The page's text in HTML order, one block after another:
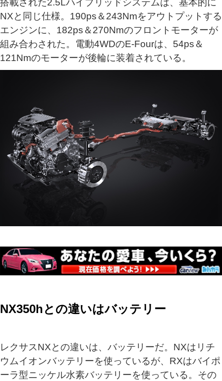
NXと同じ仕様。190ps＆243Nmをアウトプットする
エンジンに、182ps＆270Nmのフロントモーターが
組み合わされた。電動4WDのE-Fourは、54ps＆
121Nmのモーターが後輪に装着されている。
NX350hとの違いはバッテリー
レクサスNXとの違いは、バッテリーだ。NXはリチ
ウムイオンバッテリーを使っているが、RXはバイポ
ーラ型ニッケル水素バッテリーを使っている。その